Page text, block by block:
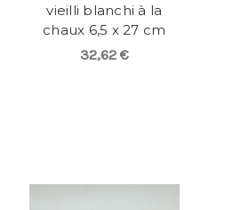
vieilli blanchi à la
chaux 6,5 x 27 cm
32,62 €